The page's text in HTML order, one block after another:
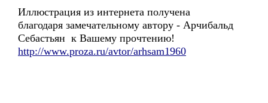
Иллюстрация из интернета получена
благодаря замечательному автору - Арчибальд
Себастьян к Вашему прочтению!
http://www.proza.ru/avtor/arhsam1960